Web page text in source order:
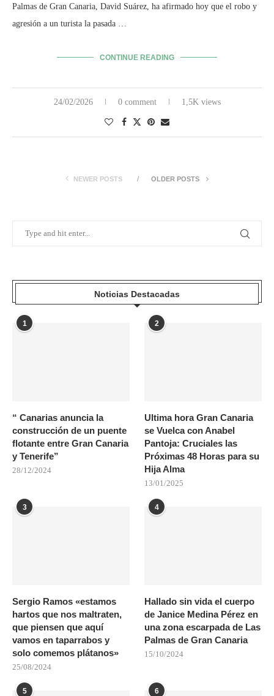
Palmas de Gran Canaria, David Suárez, ha afirmado hoy que el robo y
agresión a un turista la pasada …
CONTINUE READING
24/02/2026 0 comment 1,5K views
NEWER POSTS OLDER POSTS
Noticias Destacadas
1
“ Canarias anuncia la
construcción de un puente
flotante entre Gran Canaria
y Tenerife”
28/12/2024
2
Ultima hora Gran Canaria
se Vuelca con Anabel
Pantoja: Cruciales las
Próximas 48 Horas para su
Hija Alma
13/01/2025
3
Sergio Ramos «estamos
hartos que nos maltraten,
que piensen que aquí
vamos en taparrabos y
solo comemos plátanos»
25/08/2024
4
Hallado sin vida el cuerpo
de Janice Medina Pérez en
una zona escarpada de Las
Palmas de Gran Canaria
15/10/2024
5 6